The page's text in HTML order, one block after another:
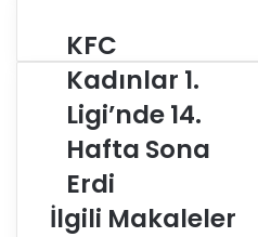
K
F
C
K
d
ı
n
l
KFC
Kadınlar 1.
Ligi’nde 14.
Hafta Sona
Erdi
İlgili Makaleler